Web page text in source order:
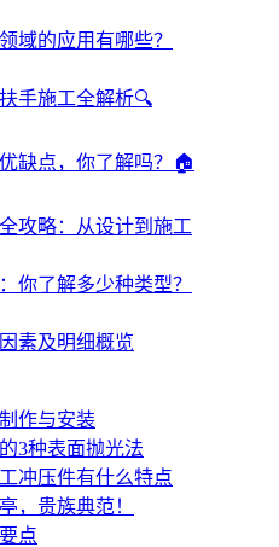
域的应用有哪些？
手施工全解析🔍
缺点，你了解吗？🏠
攻略：从设计到施工
你了解多少种类型？
素及明细概览
作与安装
3种表面抛光法
冲压件有什么特点
，贵族典范！
点